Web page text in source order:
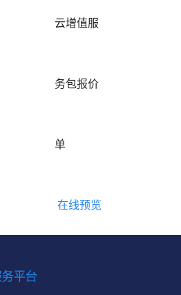
云增值服
务包报价
单
在线预览